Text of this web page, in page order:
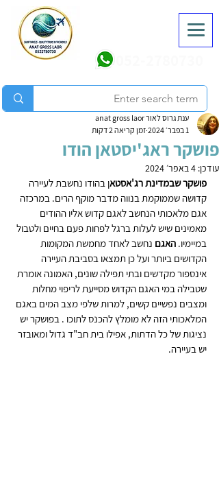
פושקר ראג'יסטאן הודו
ענת גרוס לאור anat gross laor
1 בפבר׳ 2024
זמן קריאה 2 דקות
עודכן: 4 באפר׳ 2024
פושקר שבמדינת רג'אסטאן בהודו נחשבת לעיירה
קדושה שממוקמת בנווה מדבר מוקף הרים. במרכזה
אגם מלאכותי הנחשב לאגם קדוש אליו ההודים
מאמינים שיש לעלות ברגל לפחות פעם בחיים ולטבול
במיימיו. האגם נחשב לאחד מחמשת המקומות
הקדושים ביותר ועל כן תמצאו בסביבת העיירה
אינספור מקדשים ובתי תפילה שונים, האמונה אומרת
שטבילה במי האגם הקדוש מסייעת לריפוי מחלות
ומצבים נפשיים קשים, למרות שלפי מצב המים באגם
המלאכותי הזה לא מומלץ להכנס לתוכו . בפושקר יש
נציגות של כל הדתות, אפילו בית חב"ד גדול ומאובזר
יש בעיירה.